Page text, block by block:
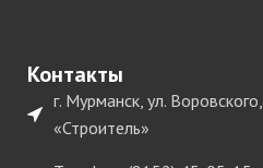
Контакты
г. Мурманск, ул.
«Строитель»